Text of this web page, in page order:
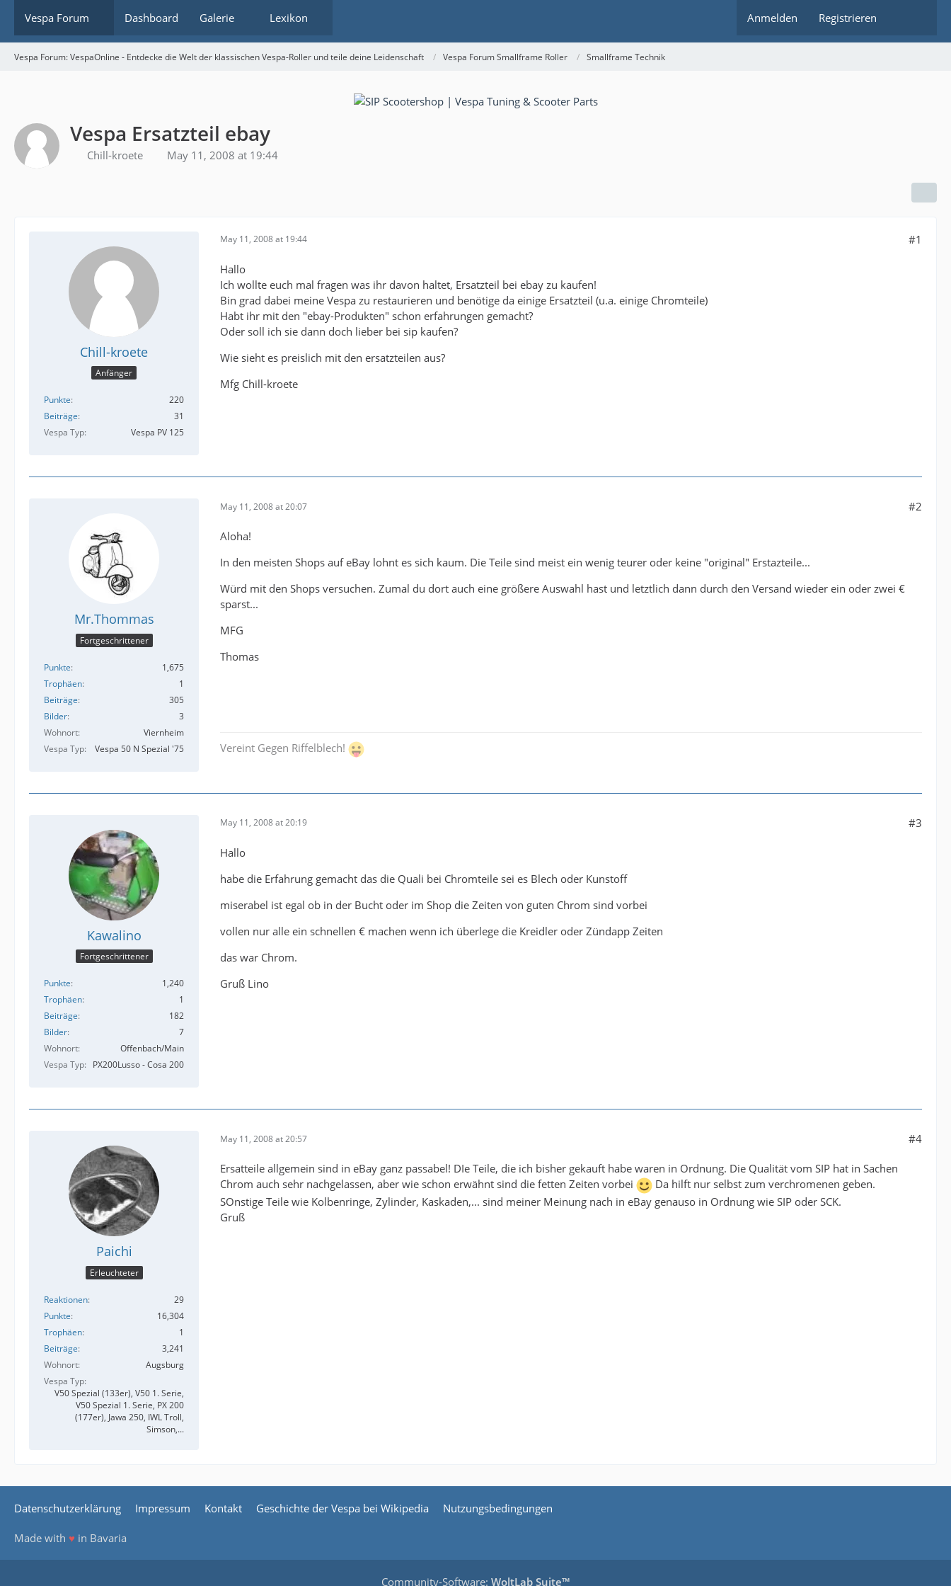
Vespa Forum Dashboard Galerie Lexikon Anmelden Registrieren
Vespa Forum: VespaOnline - Entdecke die Welt der klassischen Vespa-Roller und teile deine Leidenschaft Vespa Forum Smallframe Roller Smallframe Technik
Vespa Ersatzteil ebay
Chill-kroete May 11, 2008 at 19:44
Chill-kroete
Anfänger
Punkte
220
Beiträge
31
Vespa Typ
Vespa PV 125
May 11, 2008 at 19:44 #1
Hallo
Ich wollte euch mal fragen was ihr davon haltet, Ersatzteil bei ebay zu kaufen!
Bin grad dabei meine Vespa zu restaurieren und benötige da einige Ersatzteil (u.a. einige Chromteile)
Habt ihr mit den "ebay-Produkten" schon erfahrungen gemacht?
Oder soll ich sie dann doch lieber bei sip kaufen?
Wie sieht es preislich mit den ersatzteilen aus?
Mfg Chill-kroete
Mr.Thommas
Fortgeschrittener
Punkte
1,675
Trophäen
1
Beiträge
305
Bilder
3
Wohnort
Viernheim
Vespa Typ
Vespa 50 N Spezial '75
May 11, 2008 at 20:07 #2
Aloha!
In den meisten Shops auf eBay lohnt es sich kaum. Die Teile sind meist ein wenig teurer oder keine "original" Erstazteile...
Würd mit den Shops versuchen. Zumal du dort auch eine größere Auswahl hast und letztlich dann durch den Versand wieder ein oder zwei €
sparst...
MFG
Thomas
Vereint Gegen Riffelblech!
Kawalino
Fortgeschrittener
Punkte
1,240
Trophäen
1
Beiträge
182
Bilder
7
Wohnort
Offenbach/Main
Vespa Typ
PX200Lusso - Cosa 200
May 11, 2008 at 20:19 #3
Hallo
habe die Erfahrung gemacht das die Quali bei Chromteile sei es Blech oder Kunstoff
miserabel ist egal ob in der Bucht oder im Shop die Zeiten von guten Chrom sind vorbei
vollen nur alle ein schnellen € machen wenn ich überlege die Kreidler oder Zündapp Zeiten
das war Chrom.
Gruß Lino
Paichi
Erleuchteter
Reaktionen
29
Punkte
16,304
Trophäen
1
Beiträge
3,241
Wohnort
Augsburg
Vespa Typ
V50 Spezial (133er), V50 1. Serie,
V50 Spezial 1. Serie, PX 200
(177er), Jawa 250, IWL Troll,
Simson,...
May 11, 2008 at 20:57 #4
Ersatteile allgemein sind in eBay ganz passabel! DIe Teile, die ich bisher gekauft habe waren in Ordnung. Die Qualität vom SIP hat in Sachen
Chrom auch sehr nachgelassen, aber wie schon erwähnt sind die fetten Zeiten vorbei
Da hilft nur selbst zum verchromenen geben.
SOnstige Teile wie Kolbenringe, Zylinder, Kaskaden,... sind meiner Meinung nach in eBay genauso in Ordnung wie SIP oder SCK.
Gruß
Datenschutzerklärung Impressum Kontakt Geschichte der Vespa bei Wikipedia Nutzungsbedingungen
Made with ♥ in Bavaria
Community-Software: WoltLab Suite™